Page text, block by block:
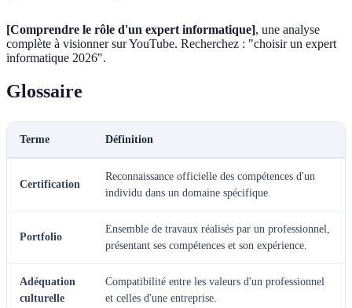
[Comprendre le rôle d'un expert informatique], une analyse
complète à visionner sur YouTube. Recherchez : "choisir un expert
informatique 2026".
Glossaire
Terme Définition
Certification
Reconnaissance officielle des compétences d'un
individu dans un domaine spécifique.
Portfolio
Ensemble de travaux réalisés par un professionnel,
présentant ses compétences et son expérience.
Adéquation
culturelle
Compatibilité entre les valeurs d'un professionnel
et celles d'une entreprise.